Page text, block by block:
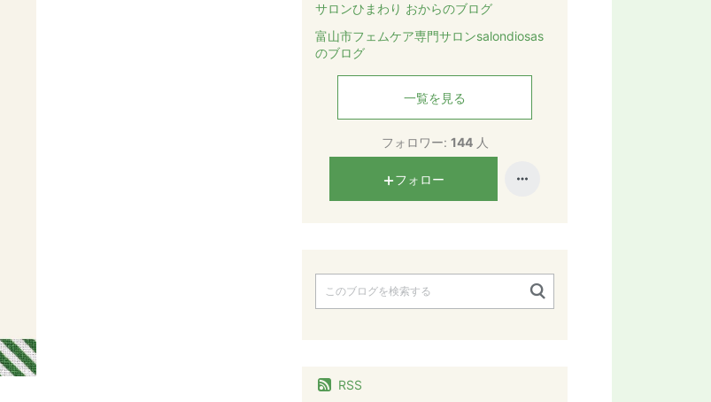
サロンひまわり おからのブログ
富山市フェムケア専門サロンsalondiosas
のブログ
一覧を見る
フォロワー: 144 人
フォロー
RSS